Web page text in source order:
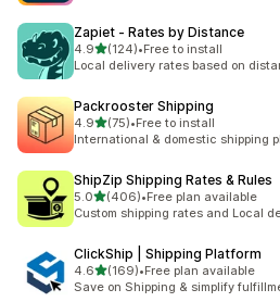
Zapiet ‑ Rates by Distance
4.95つ星中
(124)
合計レビュー数：124件
•Free to install
Local delivery rates based on
Packrooster Shipping
4.95つ星中
(75)
合計レビュー数：75件
•Free to install
International & domestic shipping
ShipZip Shipping Rates & Rules
5.05つ星中
(406)
合計レビュー数：406件
•Free plan available
Custom shipping rates and Local
ClickShip | Shipping Platform
4.65つ星中
(169)
合計レビュー数：169件
•Free plan available
Save on Shipping & simplify